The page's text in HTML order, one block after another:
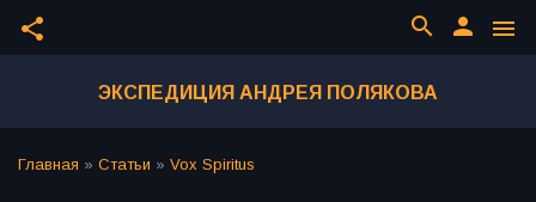
share menu
person
search
ЭКСПЕДИЦИЯ АНДРЕЯ ПОЛЯКОВА
Главная » Статьи » Vox Spiritus